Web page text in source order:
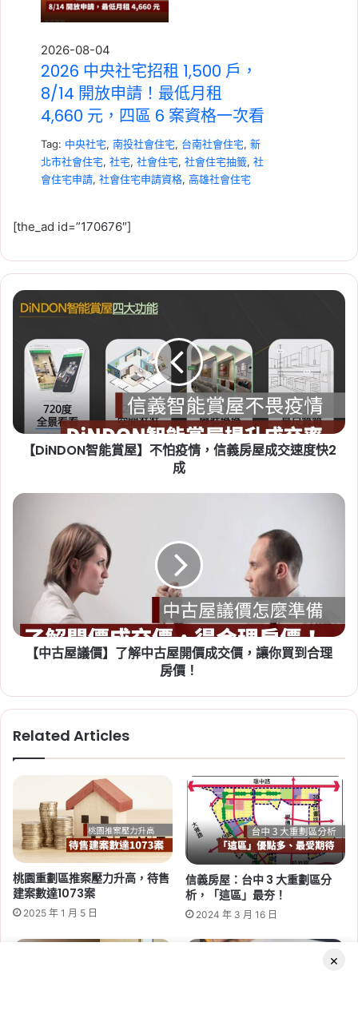
2026-08-04
2026 中央社宅招租 1,500 戶，
8/14 開放申請！最低月租
4,660 元，四區 6 案資格一次看
Tag: 中央社宅, 南投社會住宅, 台南社會住宅, 新
北市社會住宅, 社宅, 社會住宅, 社會住宅抽籤, 社
會住宅申請, 社會住宅申請資格, 高雄社會住宅
2026-07-23
租賃專法修法急轉彎！3 年租
期、續約漲租上限暫緩，最新重
點一次看
Tag: 房東 社會住宅,租屋,租屋族,租屋注意事
項,租屋糾紛 租屋補助,租屋補助申請,租屋補助
資格
2026-07-20
新竹人注意！竹科旁將新增 838
戶社宅，「金城安居」預計
2029 年完工
Tag:新竹,新竹市,新竹縣,社會住宅,社會住宅
2026-06-29
桃園社會住宅續租租金 2026：
蘆竹一號、平鎮一號、八德三號
社宅分 3 年緩漲
Tag:桃園,桃園社宅基地,桃園社宅懶人包,桃園
桃園租屋 社會住宅
社
[the_ad id=”170676″]
【DiNDON
智
屋】
情，
屋
【DiNDON智能賞屋】不怕疫情，信義房屋成交速度快2
成
【中
古
價，
理
房
價！
【中古屋議價】了解中古屋開價成交價，讓你買到合理
房價！
Related Articles
桃園重劃區推案壓力升高，待售
建案數達1073案
2025 年 1 月 5 日
信義房屋：台中 3 大重劃區分
析，「這區」最夯！
2024 年 3 月 16 日
×